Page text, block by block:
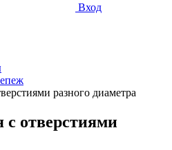
Вход
разного диаметра
с отверстиями